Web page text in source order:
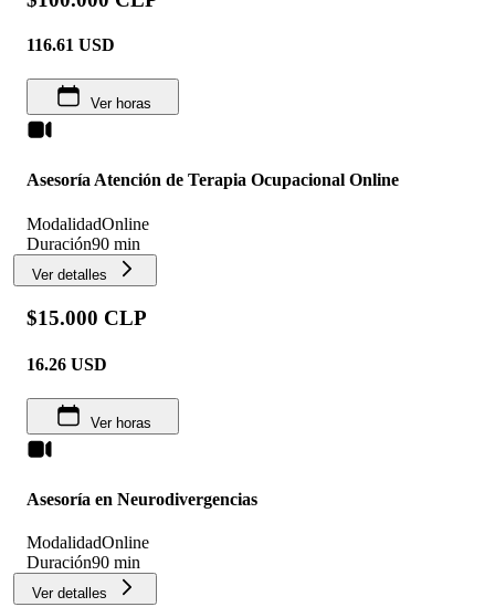
116.61 USD
Ver horas
Asesoría Atención de Terapia Ocupacional Online
ModalidadOnline
Duración90 min
Ver detalles
$15.000 CLP
16.26 USD
Ver horas
Asesoría en Neurodivergencias
ModalidadOnline
Duración90 min
Ver detalles